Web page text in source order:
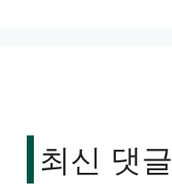
최신 댓글